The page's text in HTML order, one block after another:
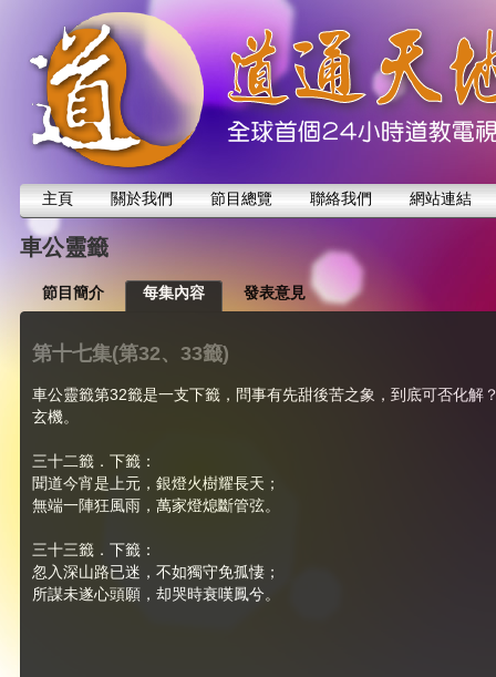
主頁 關於我們 節目總覽 聯絡我們 網站連結
車公靈籤
節目簡介 每集內容 發表意見
第十七集(第32、33籤)
車公靈籤第32籤是一支下籤，問事有先甜後苦之象，到底可否化解
玄機。
三十二籤．下籤：
聞道今宵是上元，銀燈火樹耀長天；
無端一陣狂風雨，萬家燈熄斷管弦。
三十三籤．下籤：
忽入深山路已迷，不如獨守免孤悽；
所謀未遂心頭願，却哭時衰嘆鳳兮。